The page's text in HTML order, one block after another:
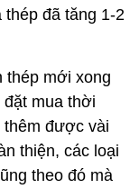
thép đã tăng 1-2
thép mới xong
đặt mua thời
thêm được vài
thiện, các loại
theo đó mà